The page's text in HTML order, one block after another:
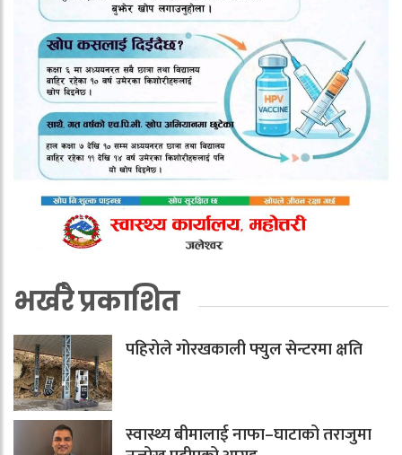
भर्खरै प्रकाशित
पहिरोले गोरखकाली फ्युल सेन्टरमा क्षति
स्वास्थ्य बीमालाई नाफा–घाटाको तराजुमा